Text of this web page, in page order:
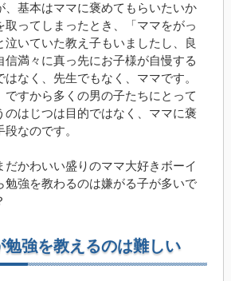
、基本はママに褒めてもらいたいか
取ってしまったとき、「ママをがっ
泣いていた教え子もいましたし、良
信満々に真っ先にお子様が自慢する
なく、先生でもなく、ママです。
ですから多くの男の子たちにとって
のはじつは目的ではなく、ママに褒
なのです。
だかわいい盛りのママ大好きボーイ
勉強を教わるのは嫌がる子が多いで
勉強を教えるのは難しい